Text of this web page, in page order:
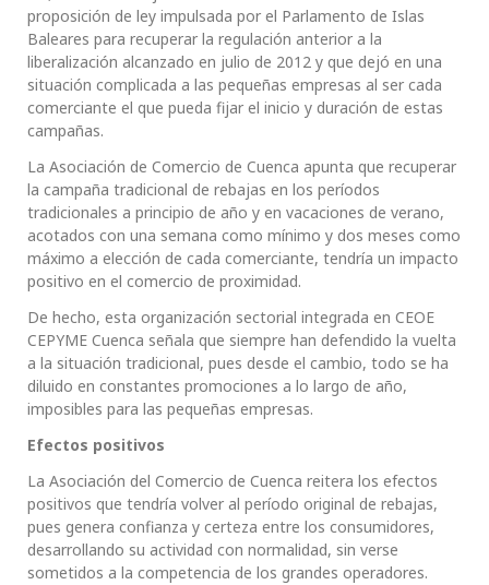
proposición de ley impulsada por el Parlamento de Islas
Baleares para recuperar la regulación anterior a la
liberalización alcanzado en julio de 2012 y que dejó en una
situación complicada a las pequeñas empresas al ser cada
comerciante el que pueda fijar el inicio y duración de estas
campañas.
La Asociación de Comercio de Cuenca apunta que recuperar
la campaña tradicional de rebajas en los períodos
tradicionales a principio de año y en vacaciones de verano,
acotados con una semana como mínimo y dos meses como
máximo a elección de cada comerciante, tendría un impacto
positivo en el comercio de proximidad.
De hecho, esta organización sectorial integrada en CEOE
CEPYME Cuenca señala que siempre han defendido la vuelta
a la situación tradicional, pues desde el cambio, todo se ha
diluido en constantes promociones a lo largo de año,
imposibles para las pequeñas empresas.
Efectos positivos
La Asociación del Comercio de Cuenca reitera los efectos
positivos que tendría volver al período original de rebajas,
pues genera confianza y certeza entre los consumidores,
desarrollando su actividad con normalidad, sin verse
sometidos a la competencia de los grandes operadores.